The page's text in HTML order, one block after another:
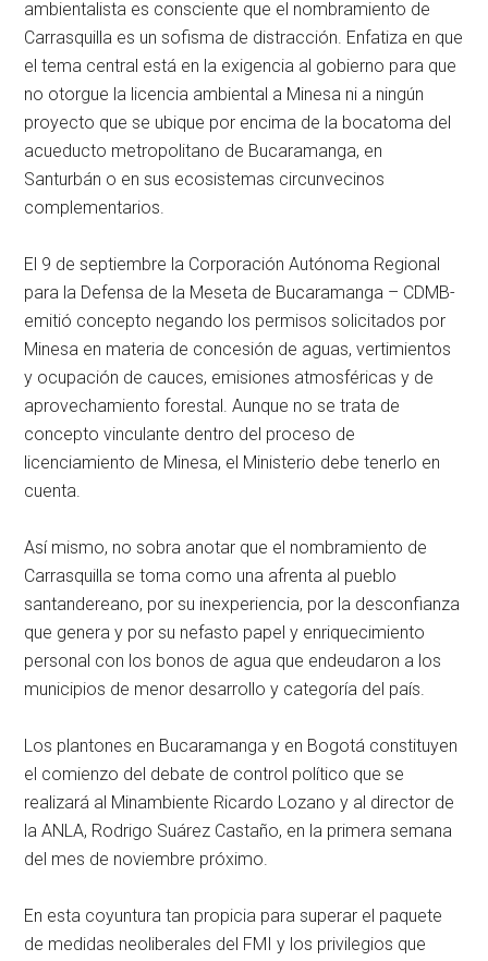
ambientalista es consciente que el nombramiento de
Carrasquilla es un sofisma de distracción. Enfatiza en que
el tema central está en la exigencia al gobierno para que
no otorgue la licencia ambiental a Minesa ni a ningún
proyecto que se ubique por encima de la bocatoma del
acueducto metropolitano de Bucaramanga, en
Santurbán o en sus ecosistemas circunvecinos
complementarios.
El 9 de septiembre la Corporación Autónoma Regional
para la Defensa de la Meseta de Bucaramanga – CDMB-
emitió concepto negando los permisos solicitados por
Minesa en materia de concesión de aguas, vertimientos
y ocupación de cauces, emisiones atmosféricas y de
aprovechamiento forestal. Aunque no se trata de
concepto vinculante dentro del proceso de
licenciamiento de Minesa, el Ministerio debe tenerlo en
cuenta.
Así mismo, no sobra anotar que el nombramiento de
Carrasquilla se toma como una afrenta al pueblo
santandereano, por su inexperiencia, por la desconfianza
que genera y por su nefasto papel y enriquecimiento
personal con los bonos de agua que endeudaron a los
municipios de menor desarrollo y categoría del país.
Los plantones en Bucaramanga y en Bogotá constituyen
el comienzo del debate de control político que se
realizará al Minambiente Ricardo Lozano y al director de
la ANLA, Rodrigo Suárez Castaño, en la primera semana
del mes de noviembre próximo.
En esta coyuntura tan propicia para superar el paquete
de medidas neoliberales del FMI y los privilegios que